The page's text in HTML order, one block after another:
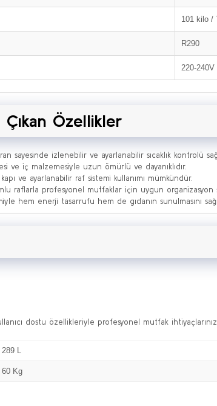
101 kilo /
R290
220-240V
Özellikler
sayesinde izlenebilir ve ayarlanabilir sıcaklık kontrolü
ve iç malzemesiyle uzun ömürlü ve dayanıklıdır.
ve ayarlanabilir raf sistemi kullanımı mümkündür.
raflarla profesyonel mutfaklar için uygun organizasyon
hem enerji tasarrufu hem de gıdanın sunulmasını
dostu özellikleriyle profesyonel mutfak ihtiyaçlarınızı
289 L
60 Kg